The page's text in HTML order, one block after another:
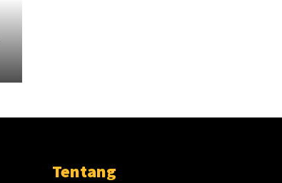
Tentang